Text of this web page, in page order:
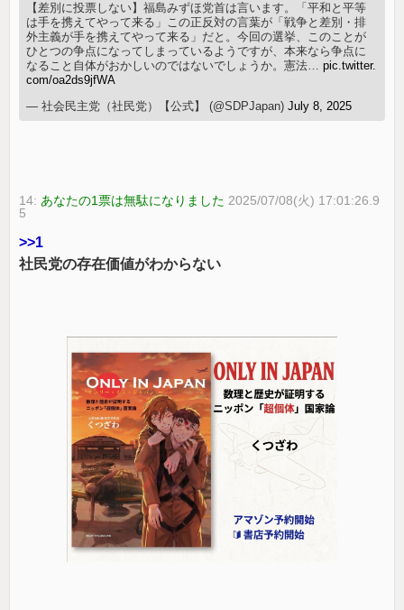
【差別に投票しない】福島みずほ党首は言います。「平和と平等
は手を携えてやって来る」この正反対の言葉が「戦争と差別・排
外主義が手を携えてやって来る」だと。今回の選挙、このことが
ひとつの争点になってしまっているようですが、本来なら争点に
なること自体がおかしいのではないでしょうか。憲法…pic.twitter.
com/oa2ds9jfWA
— 社会民主党（社民党）【公式】 (@SDPJapan)July 8, 2025
14:あなたの1票は無駄になりました 2025/07/08(火) 17:01:26.9
5
>>1
社民党の存在価値がわからない